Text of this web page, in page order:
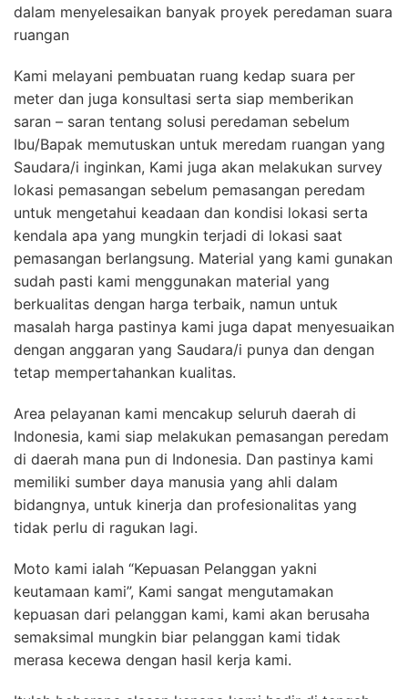
dalam menyelesaikan banyak proyek peredaman suara
ruangan
Kami melayani pembuatan ruang kedap suara per
meter dan juga konsultasi serta siap memberikan
saran – saran tentang solusi peredaman sebelum
Ibu/Bapak memutuskan untuk meredam ruangan yang
Saudara/i inginkan, Kami juga akan melakukan survey
lokasi pemasangan sebelum pemasangan peredam
untuk mengetahui keadaan dan kondisi lokasi serta
kendala apa yang mungkin terjadi di lokasi saat
pemasangan berlangsung. Material yang kami gunakan
sudah pasti kami menggunakan material yang
berkualitas dengan harga terbaik, namun untuk
masalah harga pastinya kami juga dapat menyesuaikan
dengan anggaran yang Saudara/i punya dan dengan
tetap mempertahankan kualitas.
Area pelayanan kami mencakup seluruh daerah di
Indonesia, kami siap melakukan pemasangan peredam
di daerah mana pun di Indonesia. Dan pastinya kami
memiliki sumber daya manusia yang ahli dalam
bidangnya, untuk kinerja dan profesionalitas yang
tidak perlu di ragukan lagi.
Moto kami ialah “Kepuasan Pelanggan yakni
keutamaan kami”, Kami sangat mengutamakan
kepuasan dari pelanggan kami, kami akan berusaha
semaksimal mungkin biar pelanggan kami tidak
merasa kecewa dengan hasil kerja kami.